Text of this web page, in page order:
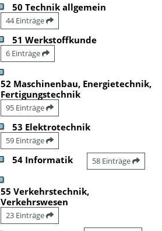
50 Technik allgemein
44 Einträge
51 Werkstoffkunde
6 Einträge
52 Maschinenbau, Energietechnik,
Fertigungstechnik
95 Einträge
53 Elektrotechnik
59 Einträge
54 Informatik 58 Einträge
55 Verkehrstechnik,
Verkehrswesen
23 Einträge